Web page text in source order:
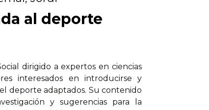
al deporte
dirigido a expertos en ciencias
interesados en introducirse y
deporte adaptados. Su contenido
y sugerencias para la